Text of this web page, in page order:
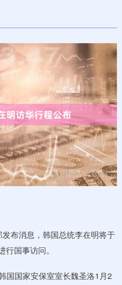
布消息，韩国总统李在明将于
国事访问。
国国家安保室室长魏圣洛1月2